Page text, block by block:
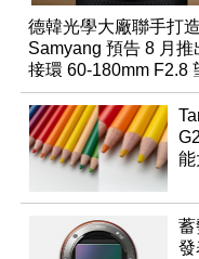
德韓光學大廠聯手打造
Samyang 預告 8 月推
接環 60-180mm F2.8
變焦鏡
能
蓄